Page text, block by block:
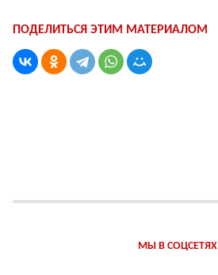
ПОДЕЛИТЬСЯ ЭТИМ МАТЕРИАЛОМ
МЫ В СОЦСЕТЯХ